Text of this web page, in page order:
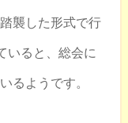
襲した形式で行
いると、総会に
るようです。